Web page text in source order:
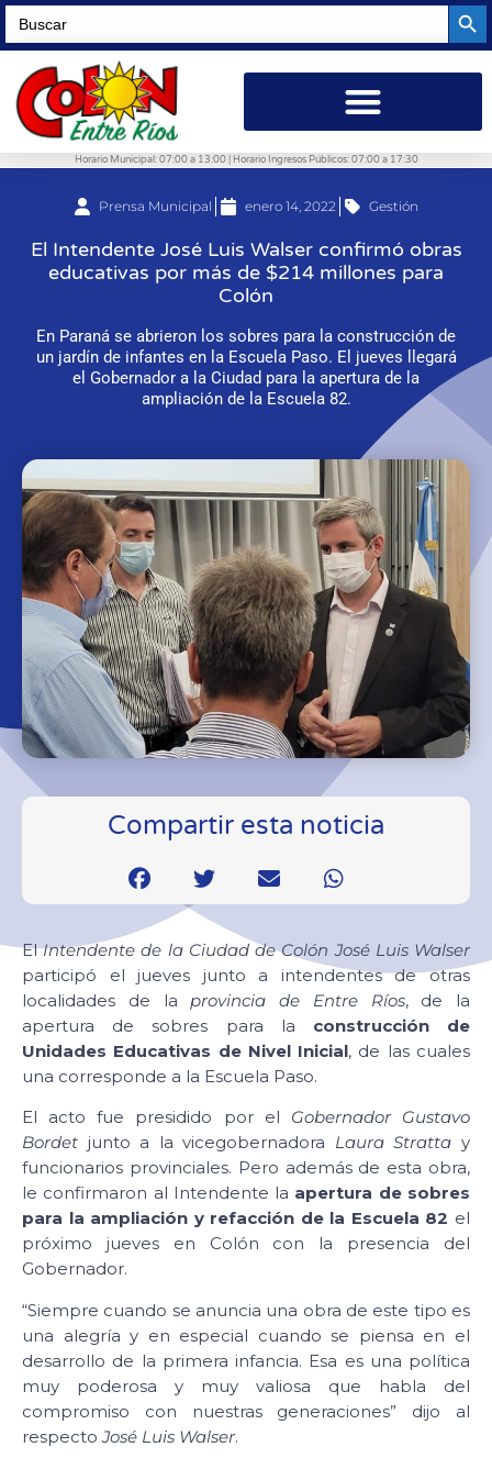
Search
for:
Horario Municipal: 07:00 a 13:00 | Horario Ingresos Públicos: 07:00 a 17:30
Prensa Municipal enero 14, 2022 Gestión
El Intendente José Luis Walser confirmó obras
educativas por más de $214 millones para
Colón
En Paraná se abrieron los sobres para la construcción de
un jardín de infantes en la Escuela Paso. El jueves llegará
el Gobernador a la Ciudad para la apertura de la
ampliación de la Escuela 82.
Compartir esta noticia
ElIntendente de la Ciudad de Colón José Luis Walser
participó el jueves junto a intendentes de otras
localidades de laprovincia de Entre Ríos, de la
apertura de sobres para la construcción de
Unidades Educativas de Nivel Inicial, de las cuales
una corresponde a la Escuela Paso.
El acto fue presidido por el Gobernador Gustavo
Bordet junto a la vicegobernadora Laura Stratta y
funcionarios provinciales. Pero además de esta obra,
le confirmaron al Intendente la apertura de sobres
para la ampliación y refacción de la Escuela 82 el
próximo jueves en Colón con la presencia del
Gobernador.
“Siempre cuando se anuncia una obra de este tipo es
una alegría y en especial cuando se piensa en el
desarrollo de la primera infancia. Esa es una política
muy poderosa y muy valiosa que habla del
compromiso con nuestras generaciones” dijo al
respectoJosé Luis Walser.